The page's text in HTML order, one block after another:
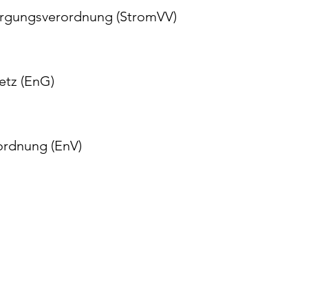
(StromVV)
(EnG)
(EnV)